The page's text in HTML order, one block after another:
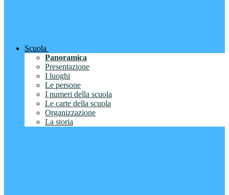
Scuola
Panoramica
Presentazione
I luoghi
Le persone
I numeri della scuola
Le carte della scuola
Organizzazione
La storia